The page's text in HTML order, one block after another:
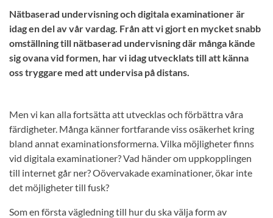
Nätbaserad undervisning och digitala examinationer är
idag en del av vår vardag. Från att vi gjort en mycket snabb
omställning till nätbaserad undervisning där många kände
sig ovana vid formen, har vi idag utvecklats till att känna
oss tryggare med att undervisa på distans.
Men vi kan alla fortsätta att utvecklas och förbättra våra
färdigheter. Många känner fortfarande viss osäkerhet kring
bland annat examinationsformerna. Vilka möjligheter finns
vid digitala examinationer? Vad händer om uppkopplingen
till internet går ner? Oövervakade examinationer, ökar inte
det möjligheter till fusk?
Som en första vägledning till hur du ska välja form av